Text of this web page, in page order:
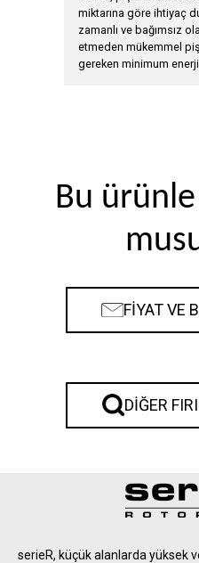
miktarına göre ihtiyaç
zamanlı ve bağımsız
etmeden mükemmel
gereken minimum
Bu
FİYAT VE
DIĞER
serieR, küçük alanlarda yüksek